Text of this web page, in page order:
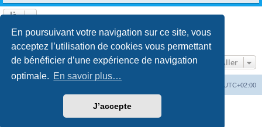
En poursuivant votre navigation sur ce site, vous
acceptez l’utilisation de cookies vous permettant
de bénéficier d’une expérience de navigation
optimale. En savoir plus…
J’accepte
Page1sur20
3
Aller
UTC+02:00
phpBB® Forum Software © phpBB Limited
©